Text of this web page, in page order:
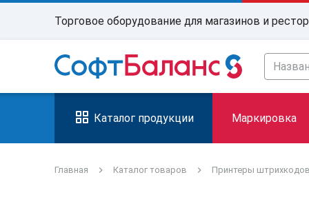
Торговое оборудование для магазинов и
Каталог продукции Маркировка
Главная Каталог товаров Принтеры штрихкодов